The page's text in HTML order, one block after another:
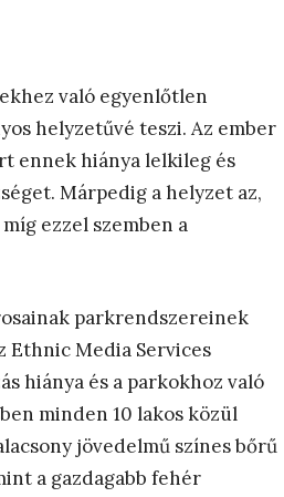
való egyenlőtlen
helyzetűvé teszi. Az ember
ennek hiánya lelkileg és
Márpedig a helyzet az,
ezzel szemben a
parkrendszereinek
Ethnic Media Services
hiánya és a parkokhoz való
minden 10 lakos közül
jövedelmű színes bőrű
a gazdagabb fehér